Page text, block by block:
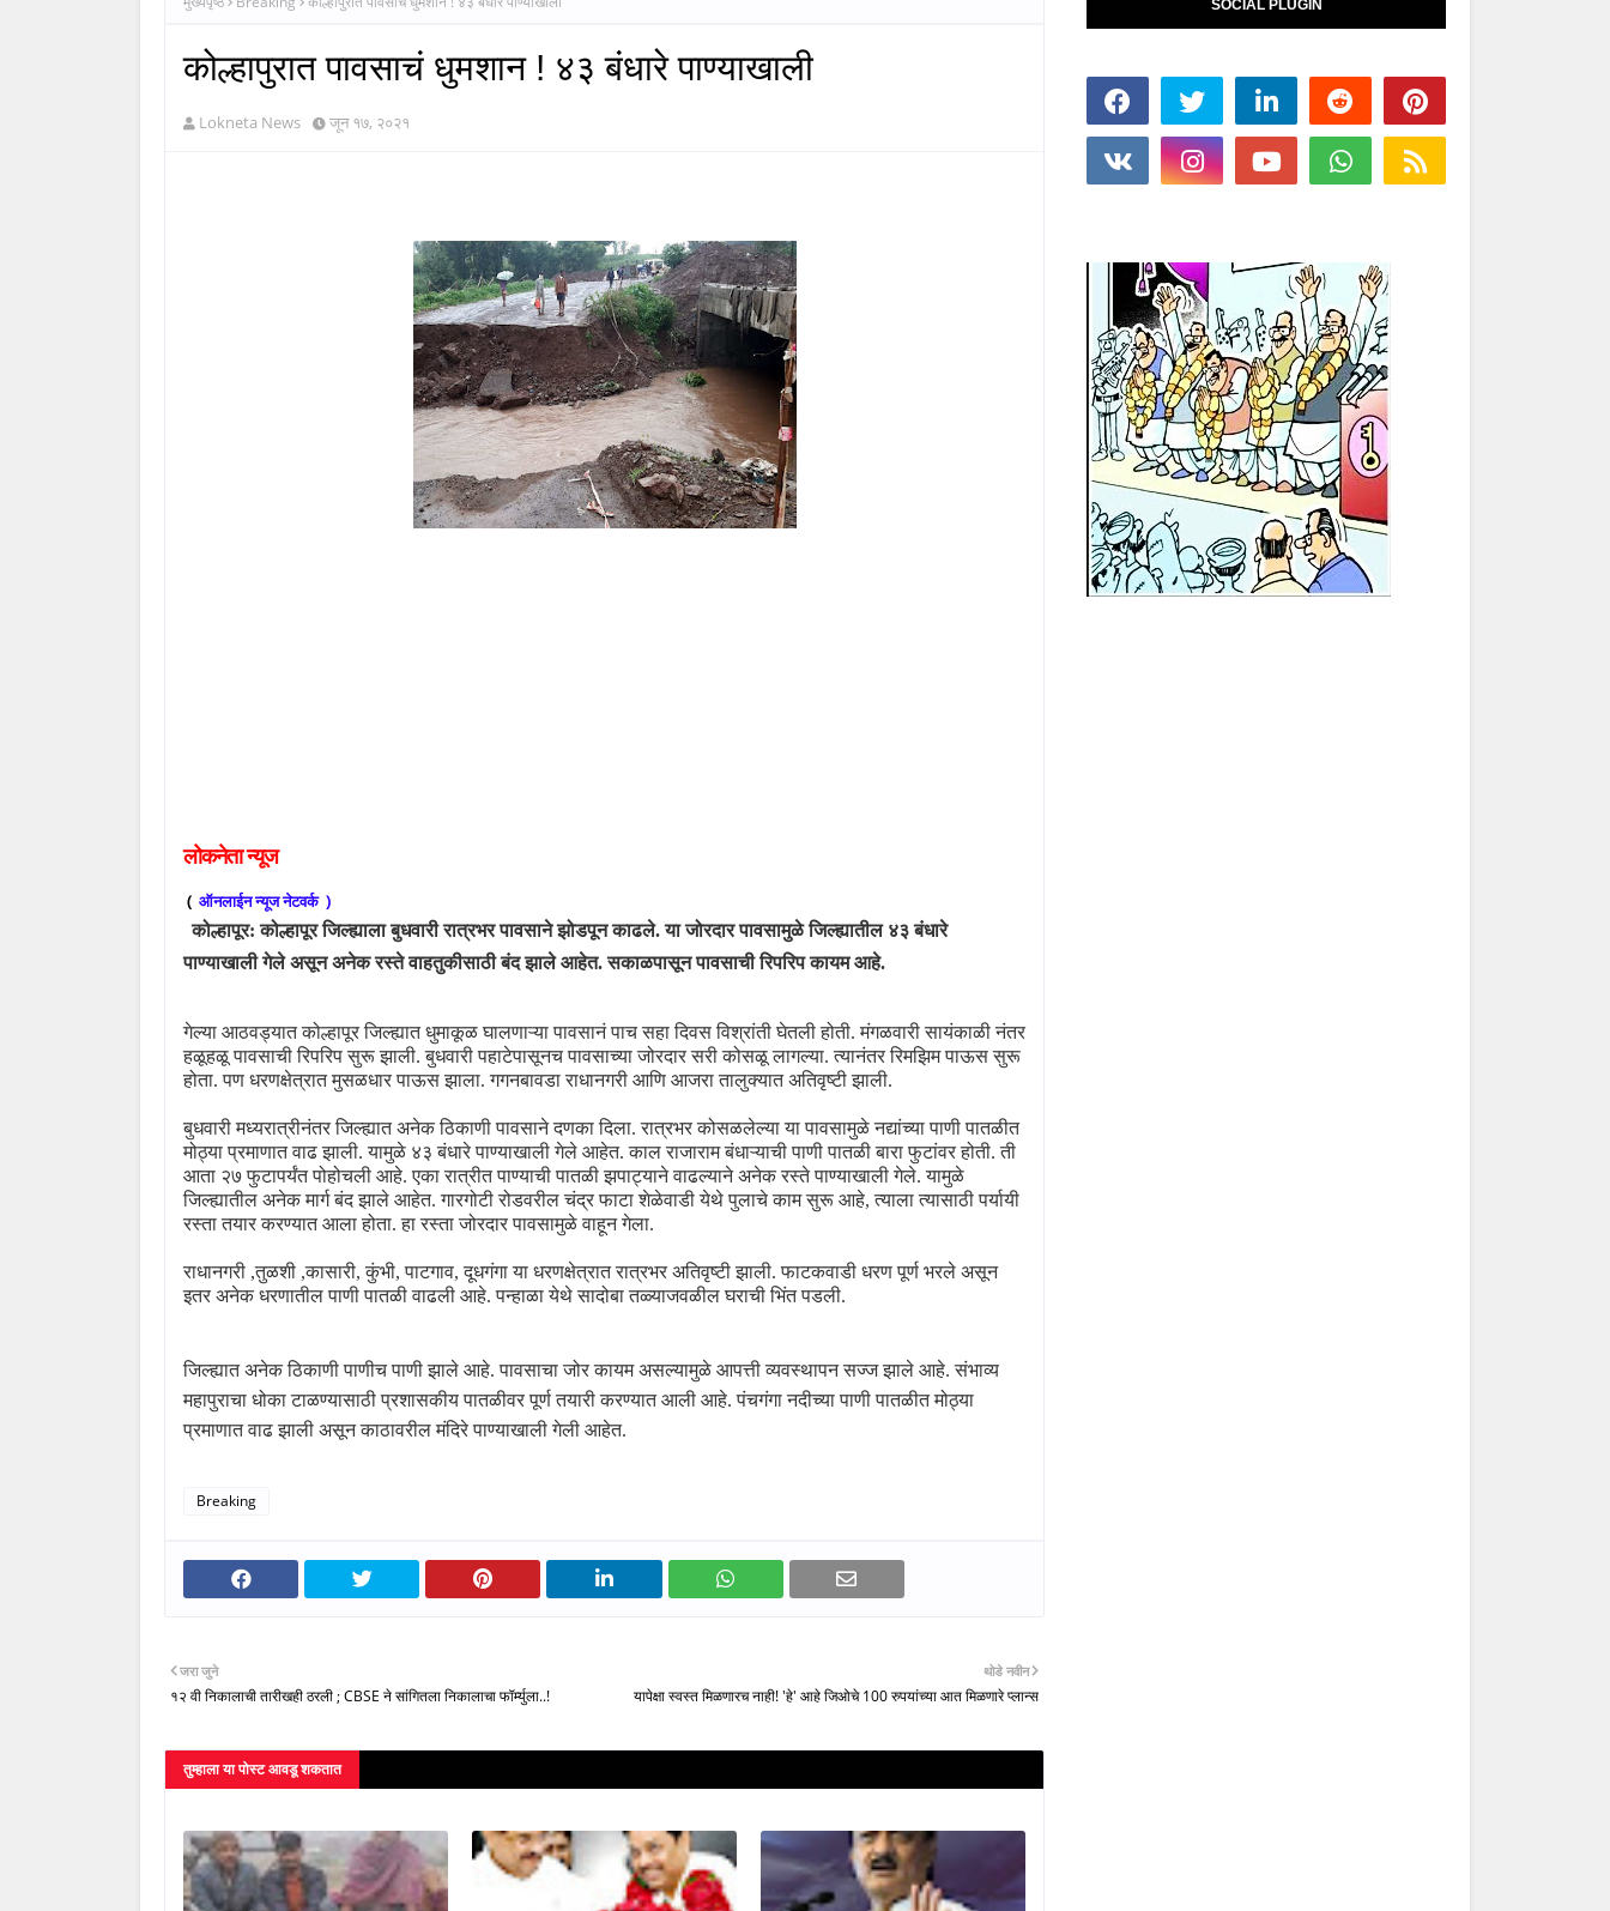
कोल्हापुरात पावसाचं धुमशान ! ४३ बंधारे पाण्याखाली
Lokneta News जून १७, २०२१
लोकनेता न्यूज
( ऑनलाईन न्यूज नेटवर्क)
कोल्हापूर: कोल्हापूर जिल्ह्याला बुधवारी रात्रभर पावसाने झोडपून काढले. या जोरदार पावसामुळे जिल्ह्यातील ४३ बंधारे
पाण्याखाली गेले असून अनेक रस्ते वाहतुकीसाठी बंद झाले आहेत. सकाळपासून पावसाची रिपरिप कायम आहे.
गेल्या आठवड्यात कोल्हापूर जिल्ह्यात धुमाकूळ घालणाऱ्या पावसानं पाच सहा दिवस विश्रांती घेतली होती. मंगळवारी सायंकाळी नंतर
हळूहळू पावसाची रिपरिप सुरू झाली. बुधवारी पहाटेपासूनच पावसाच्या जोरदार सरी कोसळू लागल्या. त्यानंतर रिमझिम पाऊस सुरू
होता. पण धरणक्षेत्रात मुसळधार पाऊस झाला. गगनबावडा राधानगरी आणि आजरा तालुक्यात अतिवृष्टी झाली.
बुधवारी मध्यरात्रीनंतर जिल्ह्यात अनेक ठिकाणी पावसाने दणका दिला. रात्रभर कोसळलेल्या या पावसामुळे नद्यांच्या पाणी पातळीत
मोठ्या प्रमाणात वाढ झाली. यामुळे ४३ बंधारे पाण्याखाली गेले आहेत. काल राजाराम बंधाऱ्याची पाणी पातळी बारा फुटांवर होती. ती
आता २७ फुटापर्यंत पोहोचली आहे. एका रात्रीत पाण्याची पातळी झपाट्याने वाढल्याने अनेक रस्ते पाण्याखाली गेले. यामुळे
जिल्ह्यातील अनेक मार्ग बंद झाले आहेत. गारगोटी रोडवरील चंद्र फाटा शेळेवाडी येथे पुलाचे काम सुरू आहे,त्याला त्यासाठी पर्यायी
रस्ता तयार करण्यात आला होता. हा रस्ता जोरदार पावसामुळे वाहून गेला.
राधानगरी ,तुळशी ,कासारी,कुंभी,पाटगाव,दूधगंगा या धरणक्षेत्रात रात्रभर अतिवृष्टी झाली. फाटकवाडी धरण पूर्ण भरले असून
इतर अनेक धरणातील पाणी पातळी वाढली आहे. पन्हाळा येथे सादोबा तळ्याजवळील घराची भिंत पडली.
जिल्ह्यात अनेक ठिकाणी पाणीच पाणी झाले आहे. पावसाचा जोर कायम असल्यामुळे आपत्ती व्यवस्थापन सज्ज झाले आहे. संभाव्य
महापुराचा धोका टाळण्यासाठी प्रशासकीय पातळीवर पूर्ण तयारी करण्यात आली आहे. पंचगंगा नदीच्या पाणी पातळीत मोठ्या
प्रमाणात वाढ झाली असून काठावरील मंदिरे पाण्याखाली गेली आहेत.
Breaking
थोडे नवीन
यापेक्षा स्वस्त मिळणारच नाही! 'हे' आहे जिओचे 100 रुपयांच्या आत मिळणारे प्लान्स
जरा जुने
१२ वी निकालाची तारीखही ठरली ; CBSE ने सांगितला निकालाचा फॉर्म्युला..!
तुम्‍हाला या पोस्‍ट आवडू शकतात
SOCIAL PLUGIN